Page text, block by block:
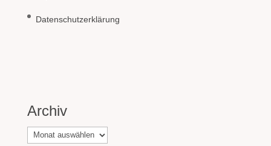
Datenschutzerklärung
Archiv
Archiv